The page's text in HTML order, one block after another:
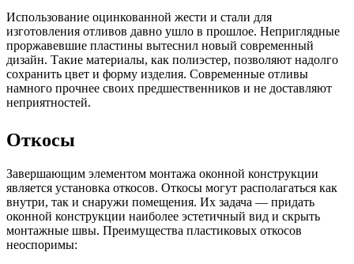
Использование оцинкованной жести и стали для
изготовления отливов давно ушло в прошлое. Неприглядные
проржавевшие пластины вытеснил новый современный
дизайн. Такие материалы, как полиэстер, позволяют надолго
сохранить цвет и форму изделия. Современные отливы
намного прочнее своих предшественников и не доставляют
неприятностей.
Откосы
Завершающим элементом монтажа оконной конструкции
является установка откосов. Откосы могут располагаться как
внутри, так и снаружи помещения. Их задача — придать
оконной конструкции наиболее эстетичный вид и скрыть
монтажные швы. Преимущества пластиковых откосов
неоспоримы: